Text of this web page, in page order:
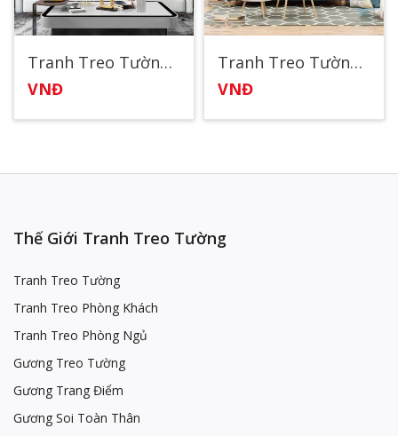
Tranh Treo Tường Nghệ Thuật Đẹp 7
VNĐ
Tranh Treo Tường Nghệ Thuật Hươu Đẹp
VNĐ
Thế Giới Tranh Treo Tường
Tranh Treo Tường
Tranh Treo Phòng Khách
Tranh Treo Phòng Ngủ
Gương Treo Tường
Gương Trang Điểm
Gương Soi Toàn Thân